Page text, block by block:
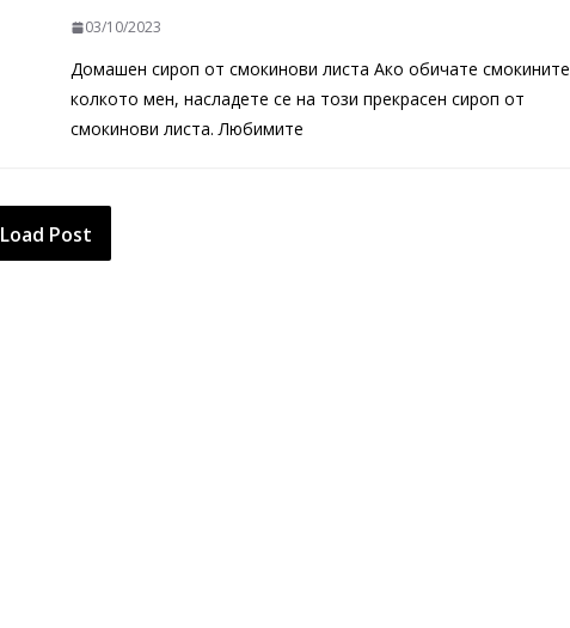
03/10/2023
Домашен сироп от смокинови листа Ако обичате смокините
колкото мен, насладете се на този прекрасен сироп от
смокинови листа. Любимите
Load Post